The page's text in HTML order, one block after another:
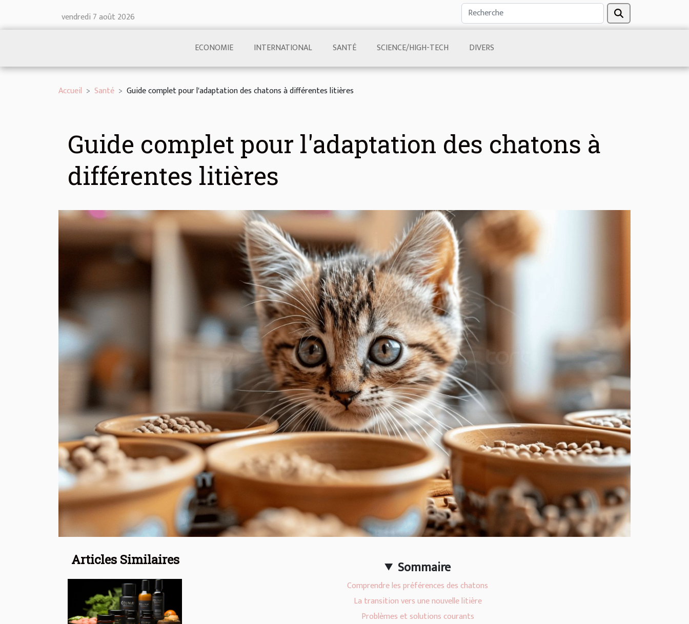
vendredi 7 août 2026
ECONOMIE INTERNATIONAL SANTÉ SCIENCE/HIGH-TECH DIVERS
Accueil Santé Guide complet pour l'adaptation des chatons à différentes litières
Guide complet pour l'adaptation des chatons à
différentes litières
Articles Similaires Sommaire
Comprendre les préférences des chatons
La transition vers une nouvelle litière
Problèmes et solutions courants